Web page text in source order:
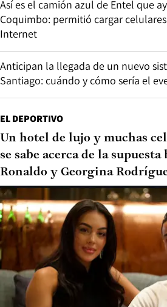
Así es el camión azul de Entel que
Coquimbo: permitió cargar
Internet
Anticipan la llegada de un nuevo
Santiago: cuándo y cómo sería el
EL DEPORTIVO
Un hotel de lujo y muchas
se sabe acerca de la
Ronaldo y Georgina